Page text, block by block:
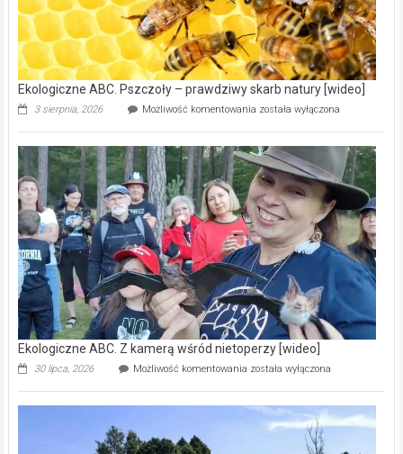
modernizację
oczyszczalni
ścieków
[wideo]
Ekologiczne ABC. Pszczoły – prawdziwy skarb natury [wideo]
3 sierpnia, 2026 Możliwość komentowania Ekologiczne
–
prawdziwy
skarb
natury
[wideo]
została wyłączona
Ekologiczne ABC. Z kamerą wśród nietoperzy [wideo]
30 lipca, 2026 Możliwość komentowania Ekologiczne
kamerą
wśród
została wyłączona